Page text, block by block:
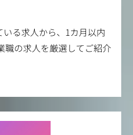
る求人から、1カ月以内
職の求人を厳選してご紹介